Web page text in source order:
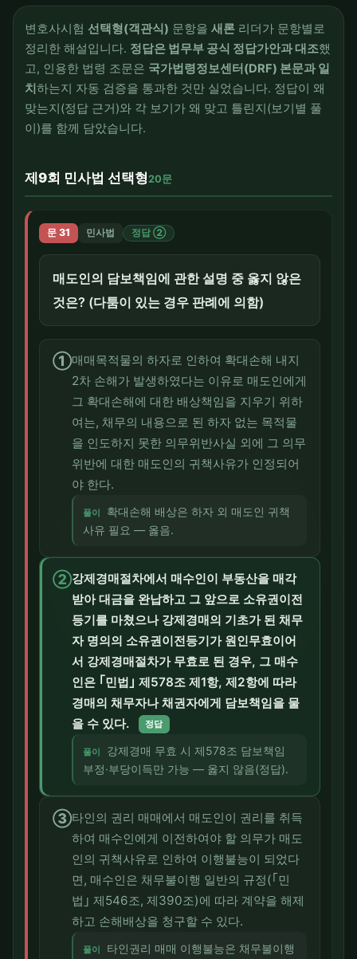
변호사시험 선택형(객관식) 문항을 새론 리더가 문항별로
정리한 해설입니다. 정답은 법무부 공식 정답가안과 대조했
고, 인용한 법령 조문은 국가법령정보센터(DRF) 본문과 일
치하는지 자동 검증을 통과한 것만 실었습니다. 정답이 왜
맞는지(정답 근거)와 각 보기가 왜 맞고 틀린지(보기별 풀
이)를 함께 담았습니다.
제9회 민사법 선택형20문
문 31 민사법 정답 ②
매도인의 담보책임에 관한 설명 중 옳지 않은
것은? (다툼이 있는 경우 판례에 의함)
①매매목적물의 하자로 인하여 확대손해 내지
2차 손해가 발생하였다는 이유로 매도인에게
그 확대손해에 대한 배상책임을 지우기 위하
여는, 채무의 내용으로 된 하자 없는 목적물
을 인도하지 못한 의무위반사실 외에 그 의무
위반에 대한 매도인의 귀책사유가 인정되어
야 한다.
풀이
확대손해 배상은 하자 외 매도인 귀책
사유 필요 — 옳음.
②강제경매절차에서 매수인이 부동산을 매각
받아 대금을 완납하고 그 앞으로 소유권이전
등기를 마쳤으나 강제경매의 기초가 된 채무
자 명의의 소유권이전등기가 원인무효이어
서 강제경매절차가 무효로 된 경우, 그 매수
인은 ｢민법｣ 제578조 제1항, 제2항에 따라
경매의 채무자나 채권자에게 담보책임을 물
을 수 있다.
정답
풀이
강제경매 무효 시 제578조 담보책임
부정·부당이득만 가능 — 옳지 않음(정답).
③타인의 권리 매매에서 매도인이 권리를 취득
하여 매수인에게 이전하여야 할 의무가 매도
인의 귀책사유로 인하여 이행불능이 되었다
면, 매수인은 채무불이행 일반의 규정(｢민
법｣ 제546조, 제390조)에 따라 계약을 해제
하고 손해배상을 청구할 수 있다.
풀이
타인권리 매매 이행불능은 채무불이행